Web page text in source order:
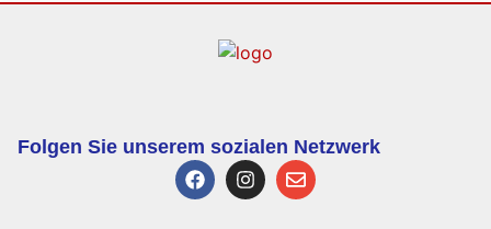
Folgen Sie unserem sozialen Netzwerk